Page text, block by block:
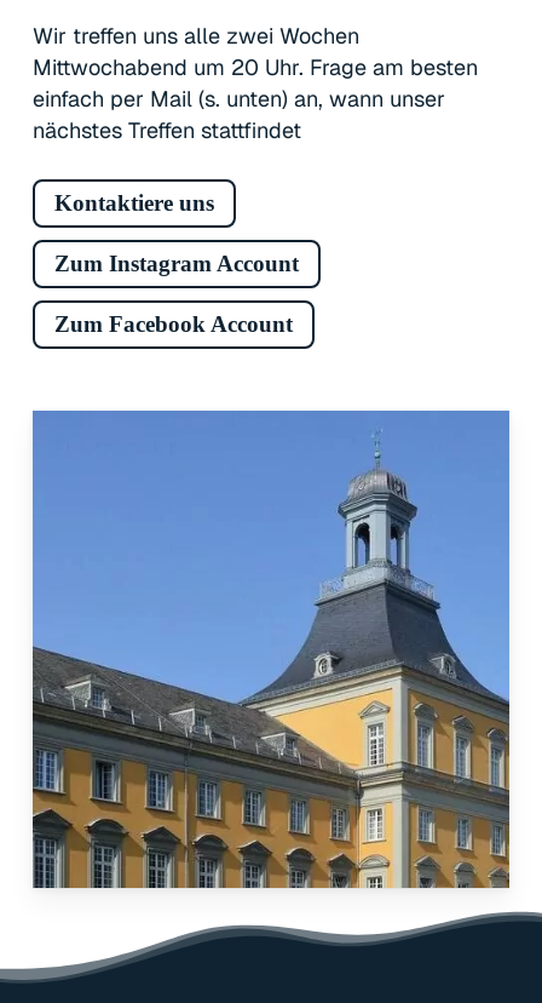
Wir treffen uns alle zwei Wochen
Mittwochabend um 20 Uhr. Frage am besten
einfach per Mail (s. unten) an, wann unser
nächstes Treffen stattfindet
Kontaktiere uns
Zum Instagram Account
Zum Facebook Account